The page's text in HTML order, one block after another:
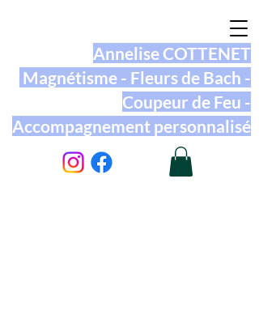
Annelise COTTENET
Magnétisme - Fleurs de Bach -
Coupeur de Feu -
Accompagnement personnalisé